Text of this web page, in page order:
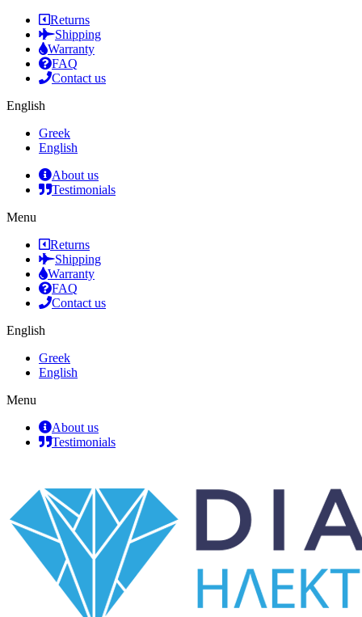
Returns
Shipping
Warranty
FAQ
Contact us
English
Greek
English
About us
Testimonials
Menu
Returns
Shipping
Warranty
FAQ
Contact us
English
Greek
English
Menu
About us
Testimonials